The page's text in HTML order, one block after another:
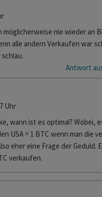
möglicherweise nie wieder an
alle andern Verkaufen war
Antwort
Uhr
wann ist es optimal? Wobei,
USA = 1 BTC wenn man die
eher eine Frage der Geduld.
verkaufen.